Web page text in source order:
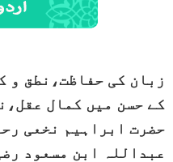
زبان کی حفاظت،نطق و
کے حسن میں کمال
حضرت ابراہیم نخعی
عبداللہ ابن مسعود